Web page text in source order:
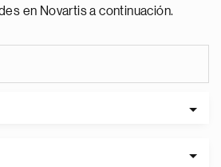
en Novartis a continuación.